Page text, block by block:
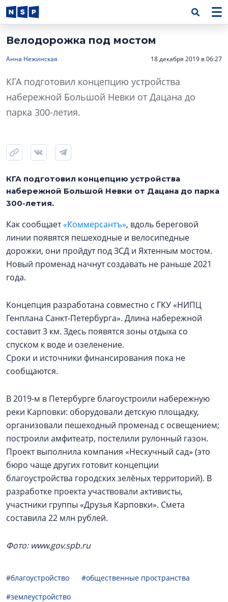
Велодорожка под мостом
Анна Нежинская 18 декабря 2019 в 06:27
КГА подготовил концепцию устройства
набережной Большой Невки от Дацана до
парка 300-летия.
КГА подготовил концепцию устройства
набережной Большой Невки от Дацана до парка
300-летия.
Как сообщает«Коммерсантъ», вдоль береговой
линии появятся пешеходные и велосипедные
дорожки, они пройдут под ЗСД и Яхтенным мостом.
Новый променад начнут создавать не раньше 2021
года.
Концепция разработана совместно с ГКУ «НИПЦ
Генплана Санкт-Петербурга». Длина набережной
составит 3 км. Здесь появятся зоны отдыха со
спуском к воде и озеленение.
Сроки и источники финансирования пока не
сообщаются.
В 2019-м в Петербурге благоустроили набережную
реки Карповки: оборудовали детскую площадку,
организовали пешеходный променад с освещением;
построили амфитеатр, постелили рулонный газон.
Проект выполнила компания «Нескучный сад» (это
бюро чаще других готовит концепции
благоустройства городских зелёных территорий). В
разработке проекта участвовали активисты,
участники группы «Друзья Карповки». Смета
составила 22 млн рублей.
Фото: www.gov.spb.ru
#благоустройство
#общественные пространства
#землеустройство